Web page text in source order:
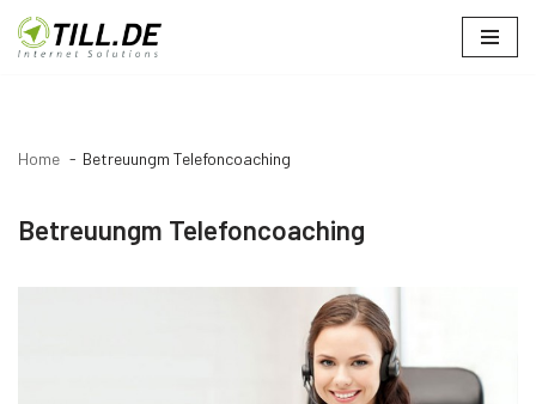
Zum
Home Betreuungm Telefoncoaching
Betreuungm Telefoncoaching